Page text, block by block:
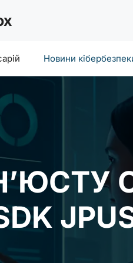
Новини